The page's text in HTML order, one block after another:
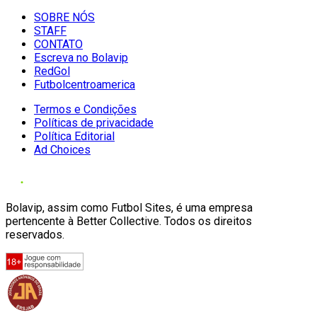
SOBRE NÓS
STAFF
CONTATO
Escreva no Bolavip
RedGol
Futbolcentroamerica
Termos e Condições
Políticas de privacidade
Política Editorial
Ad Choices
Bolavip, assim como Futbol Sites, é uma empresa
pertencente à Better Collective. Todos os direitos
reservados.